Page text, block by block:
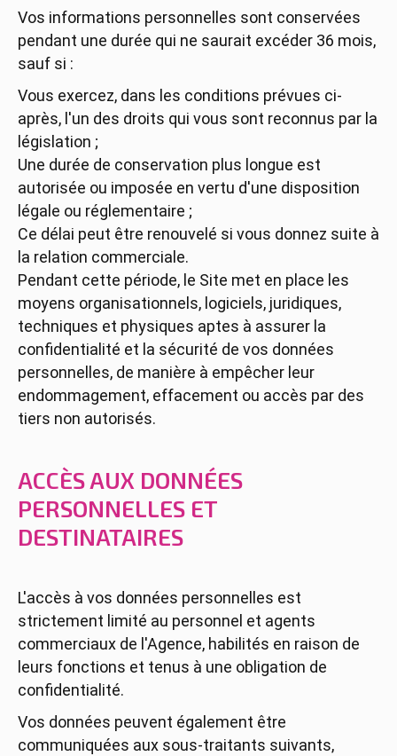
Vos informations personnelles sont conservées
pendant une durée qui ne saurait excéder 36 mois,
sauf si :
Vous exercez, dans les conditions prévues ci-
après, l'un des droits qui vous sont reconnus par la
législation ;
Une durée de conservation plus longue est
autorisée ou imposée en vertu d'une disposition
légale ou réglementaire ;
Ce délai peut être renouvelé si vous donnez suite à
la relation commerciale.
Pendant cette période, le Site met en place les
moyens organisationnels, logiciels, juridiques,
techniques et physiques aptes à assurer la
confidentialité et la sécurité de vos données
personnelles, de manière à empêcher leur
endommagement, effacement ou accès par des
tiers non autorisés.
ACCÈS AUX DONNÉES
PERSONNELLES ET
DESTINATAIRES
L'accès à vos données personnelles est
strictement limité au personnel et agents
commerciaux de l'Agence, habilités en raison de
leurs fonctions et tenus à une obligation de
confidentialité.
Vos données peuvent également être
communiquées aux sous-traitants suivants,